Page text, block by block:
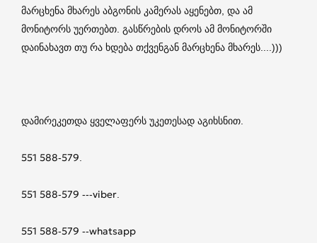
მარცხენა მხარეს აბგონის კამერას აყენებთ, და ამ
მონიტორს უერთებთ. გასწრების დროს ამ მონიტორში
დაინახავთ თუ რა ხდება თქვენგან მარცხენა მხარეს....)))
დამირეკეთდა ყველაფერს უკეთესად აგიხსნით.
551 588-579.
551 588-579 ---viber.
551 588-579 --whatsapp